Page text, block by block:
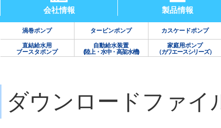
会社情報 製品情報
渦巻ポンプ タービンポンプ カスケードポンプ
直結給水用
ブースタポンプ
自動給水装置
(陸上・水中・高架水槽)
家庭用ポンプ
（カワエースシリーズ）
ダウンロードファイ